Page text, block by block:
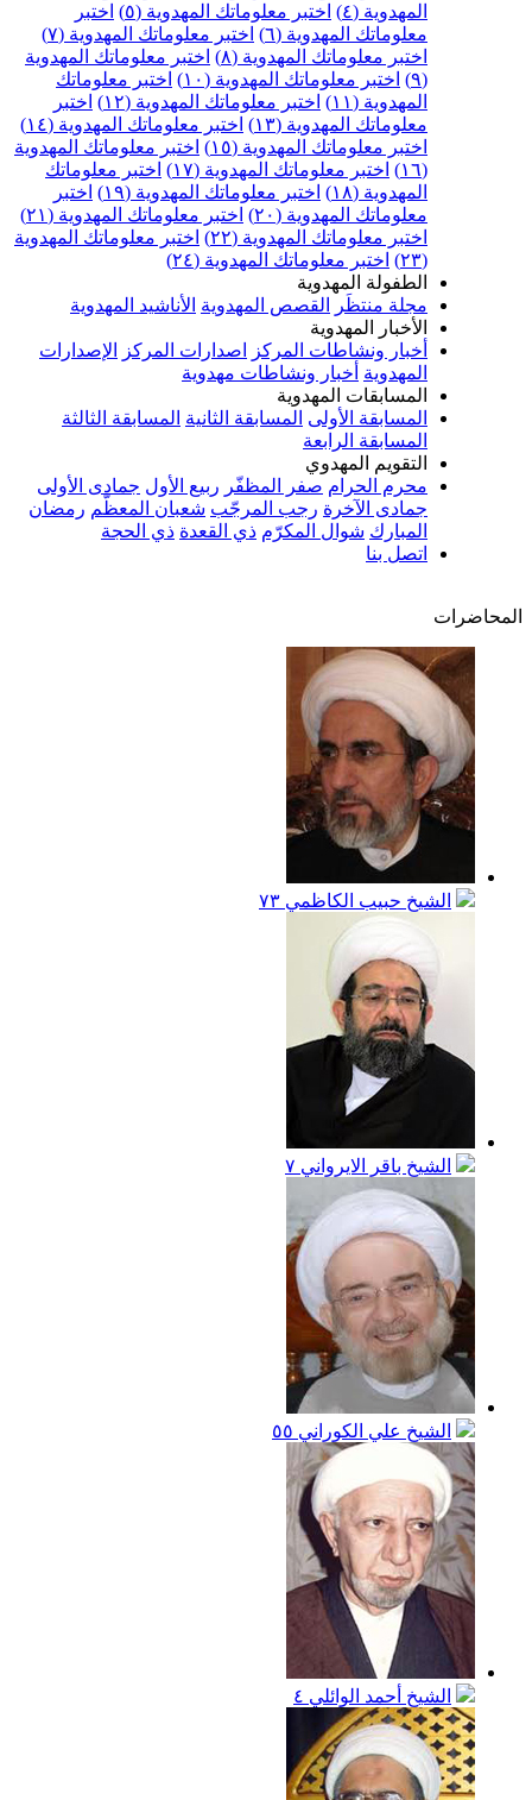
المهدوية (٤)
اختبر معلوماتك المهدوية (٥)
اختبر
معلوماتك المهدوية (٦)
اختبر معلوماتك المهدوية (٧)
اختبر معلوماتك المهدوية (٨)
اختبر معلوماتك المهدوية
(٩)
اختبر معلوماتك المهدوية (١٠)
اختبر معلوماتك
المهدوية (١١)
اختبر معلوماتك المهدوية (١٢)
اختبر
معلوماتك المهدوية (١٣)
اختبر معلوماتك المهدوية (١٤)
اختبر معلوماتك المهدوية (١٥)
اختبر معلوماتك المهدوية
(١٦)
اختبر معلوماتك المهدوية (١٧)
اختبر معلوماتك
المهدوية (١٨)
اختبر معلوماتك المهدوية (١٩)
اختبر
معلوماتك المهدوية (٢٠)
اختبر معلوماتك المهدوية (٢١)
اختبر معلوماتك المهدوية (٢٢)
اختبر معلوماتك المهدوية
(٢٣)
اختبر معلوماتك المهدوية (٢٤)
الطفولة المهدوية
مجلة منتظَر
القصص المهدوية الأناشيد المهدوية
الأخبار المهدوية
أخبار ونشاطات المركز
اصدارات المركز
الإصدارات
المهدوية أخبار ونشاطات مهدوية
المسابقات المهدوية
المسابقة الأولى المسابقة الثانية المسابقة الثالثة
المسابقة الرابعة
التقويم المهدوي
محرم الحرام صفر المظفّر ربيع الأول جمادى الأولى
جمادى الآخرة رجب المرجّب شعبان المعظّم رمضان
المبارك شوال المكرّم ذي القعدة ذي الحجة
اتصل بنا
المحاضرات
الشيخ حبيب الكاظمي ٧٣
الشيخ باقر الايرواني ٧
الشيخ علي الكوراني ٥٥
الشيخ أحمد الوائلي ٤